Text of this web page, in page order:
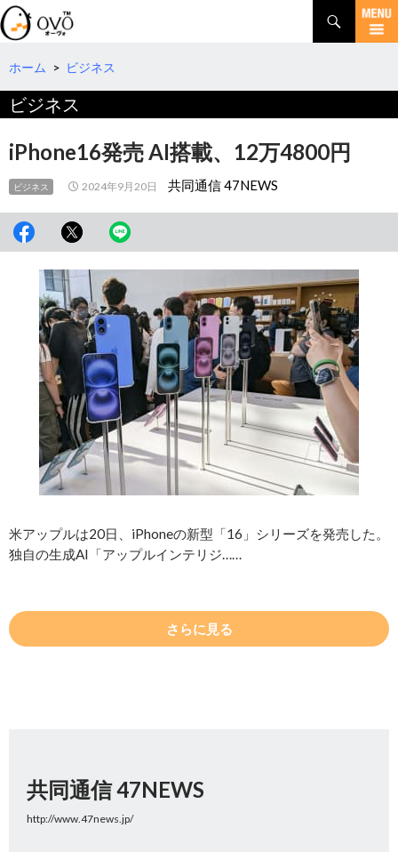
検
索
コ
テ
へ
移
動
ホーム > ビジネス
ビジネス
iPhone16発売 AI搭載、12万4800円
ビジネス 2024年9月20日 共同通信 47NEWS
米アップルは20日、iPhoneの新型「16」シリーズを発売した。
独自の生成AI「アップルインテリジ……
さらに見る
共同通信 47NEWS
http://www.47news.jp/